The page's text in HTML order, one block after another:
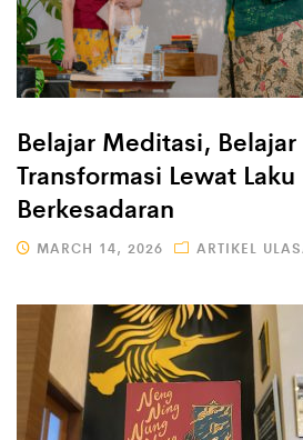
Belajar Meditasi,
Transformasi Lewat
Berkesadaran
MARCH 14, 2026 ARTIKEL